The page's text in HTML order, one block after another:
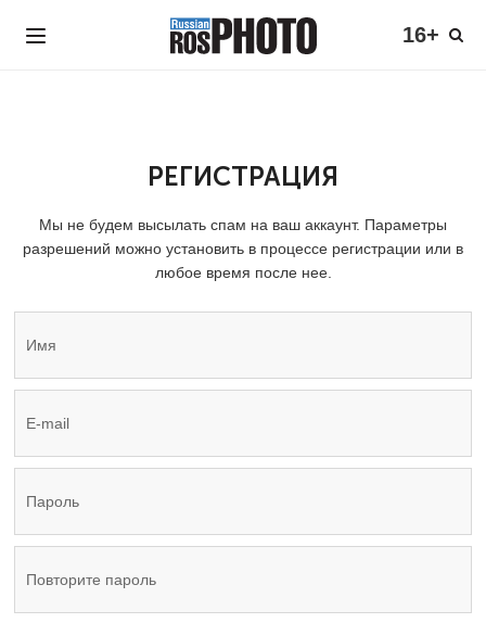
16+
РЕГИСТРАЦИЯ
Мы не будем высылать спам на ваш аккаунт. Параметры
разрешений можно установить в процессе регистрации или в
любое время после нее.